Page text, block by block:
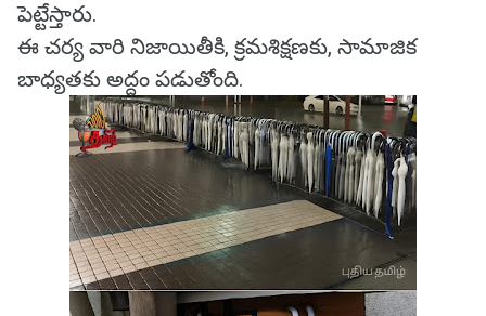
పెట్టేస్తారు.
ఈ చర్య వారి నిజాయితీకి, క్రమశిక్షణకు, సామాజిక
బాధ్యతకు అద్దం పడుతోంది.